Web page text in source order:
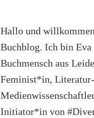
Hallo und
Buchblog. Ich bin
Buchmensch aus
Feminist*in,
Initiator*in von